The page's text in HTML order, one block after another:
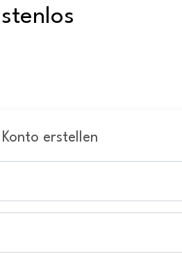
Konto erstellen